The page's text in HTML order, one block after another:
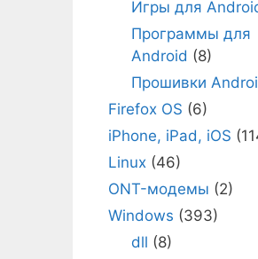
Игры для
Программы для
Android (8)
Прошивки
Firefox OS (6)
iPhone, iPad, iOS
Linux (46)
ONT-модемы (2)
Windows (393)
dll (8)